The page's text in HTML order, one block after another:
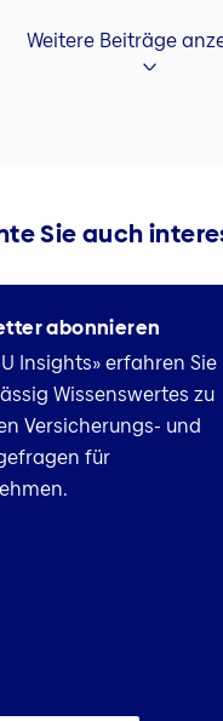
Weitere Beiträge
Sie auch
abonnieren
Insights» erfahren Sie
Wissenswertes zu
Versicherungs- und
für